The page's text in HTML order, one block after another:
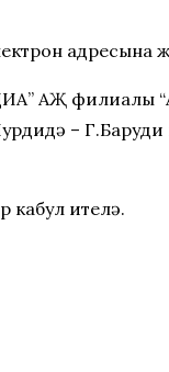
адресына
АҖ филиалы
–
кабул ителә.